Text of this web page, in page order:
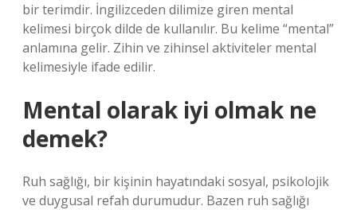
bir terimdir. İngilizceden dilimize giren mental
kelimesi birçok dilde de kullanılır. Bu kelime “mental”
anlamına gelir. Zihin ve zihinsel aktiviteler mental
kelimesiyle ifade edilir.
Mental olarak iyi olmak ne
demek?
Ruh sağlığı, bir kişinin hayatındaki sosyal, psikolojik
ve duygusal refah durumudur. Bazen ruh sağlığı